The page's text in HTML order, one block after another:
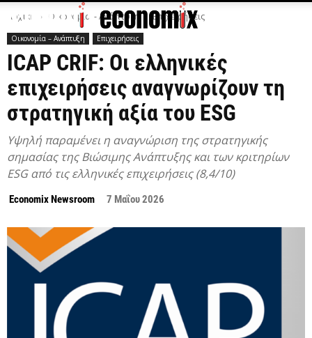
Αρχική Οικονομία – Ανάπτυξη Επιχειρήσεις
Οικονομία – Ανάπτυξη Επιχειρήσεις
ICAP CRIF: Οι ελληνικές
επιχειρήσεις αναγνωρίζουν τη
στρατηγική αξία του ESG
Υψηλή παραμένει η αναγνώριση της στρατηγικής
σημασίας της Βιώσιμης Ανάπτυξης και των κριτηρίων
ESG από τις ελληνικές επιχειρήσεις (8,4/10)
Economix Newsroom 7 Μαΐου 2026